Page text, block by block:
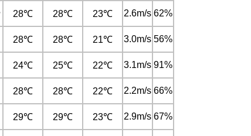
28℃ 28℃ 23℃ 2.6m/s 62%
28℃ 28℃ 21℃ 3.0m/s 56%
24℃ 25℃ 22℃ 3.1m/s 91%
28℃ 28℃ 22℃ 2.2m/s 66%
29℃ 29℃ 23℃ 2.9m/s 67%